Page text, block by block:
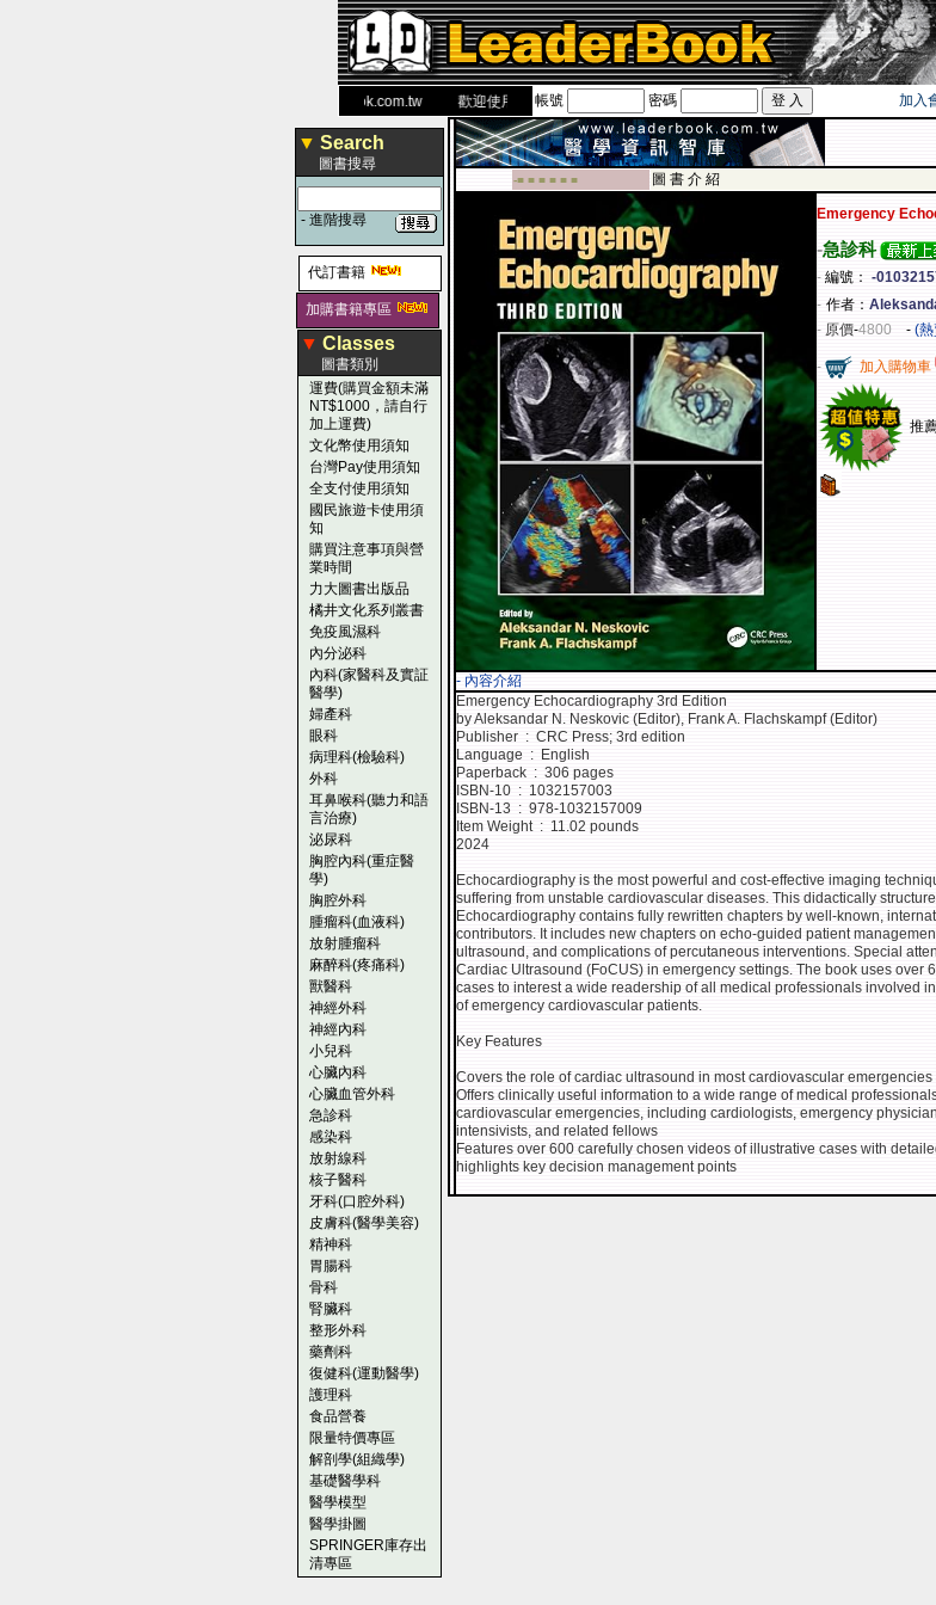
www.leaderbook.com.tw歡迎使用 國民旅遊卡！！
帳號 密碼 加入
▼ Search
圖書搜尋
- 進階搜尋
代訂書籍
加購書籍專區
▼ Classes
圖書類別
運費(購買金額未滿
NT$1000，請自行
加上運費)
文化幣使用須知
台灣Pay使用須知
全支付使用須知
國民旅遊卡使用須
知
購買注意事項與營
業時間
力大圖書出版品
橘井文化系列叢書
免疫風濕科
內分泌科
內科(家醫科及實証
醫學)
婦產科
眼科
病理科(檢驗科)
外科
耳鼻喉科(聽力和語
言治療)
泌尿科
胸腔內科(重症醫
學)
胸腔外科
腫瘤科(血液科)
放射腫瘤科
麻醉科(疼痛科)
獸醫科
神經外科
神經內科
小兒科
心臟內科
心臟血管外科
急診科
感染科
放射線科
核子醫科
牙科(口腔外科)
皮膚科(醫學美容)
精神科
胃腸科
骨科
腎臟科
整形外科
藥劑科
復健科(運動醫學)
護理科
食品營養
限量特價專區
解剖學(組織學)
基礎醫學科
醫學模型
醫學掛圖
SPRINGER庫存出
清專區
-■ ■ ■ ■ ■ ■ 圖 書 介 紹
Emergency
-急診科
- 編號： -
- 作者：
- 原價-4800 - (
- 加入購物車
推
- 內容介紹
Emergency Echocardiography 3rd Edition
by Aleksandar N. Neskovic (Editor), Frank A. Flachskampf (Editor)
Publisher ‏ : ‎ CRC Press; 3rd edition
Language ‏ : ‎ English
Paperback ‏ : ‎ 306 pages
ISBN-10 ‏ : ‎ 1032157003
ISBN-13 ‏ : ‎ 978-1032157009
Item Weight ‏ : ‎ 11.02 pounds
2024
Echocardiography is the most powerful and cost-effective imaging
suffering from unstable cardiovascular diseases. This didactically
Echocardiography contains fully rewritten chapters by well-known,
contributors. It includes new chapters on echo-guided patient
ultrasound, and complications of percutaneous interventions. Special
Cardiac Ultrasound (FoCUS) in emergency settings. The book uses over
cases to interest a wide readership of all medical professionals involved
of emergency cardiovascular patients.
Key Features
Covers the role of cardiac ultrasound in most cardiovascular
Offers clinically useful information to a wide range of medical
cardiovascular emergencies, including cardiologists, emergency
intensivists, and related fellows
Features over 600 carefully chosen videos of illustrative cases with
highlights key decision management points